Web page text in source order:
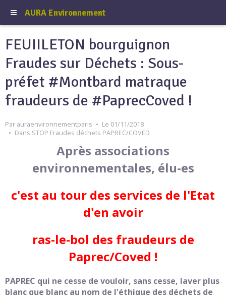
AURA Environnement
FEUIILETON bourguignon
Fraudes sur Déchets : Sous-
préfet #Montbard matraque
fraudeurs de #PaprecCoved !
Par auraenvironnementparis
Le 01/11/2018
Dans STOP Fraudes déchets PAPREC/COVED
Après associations
environnementales, élu-es
c'est au tour des services de l'Etat
d'en avoir
ras-le-bol des fraudeurs de
Paprec/Coved !
PAPREC qui ne cesse de vouloir, sans cesse, laver plus
blanc que blanc au nom de l'éthique des déchets de